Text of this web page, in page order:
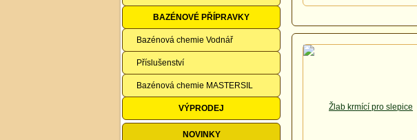
BAZÉNOVÉ PŘÍPRAVKY
Bazénová chemie Vodnář
Příslušenství
Bazénová chemie MASTERSIL
VÝPRODEJ
NOVINKY